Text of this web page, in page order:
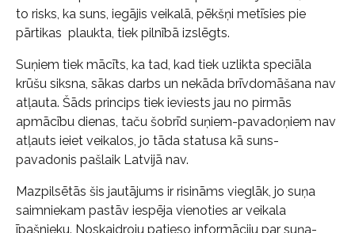
to risks, ka suns, iegājis veikalā, pēkšņi metīsies pie
pārtikas plaukta, tiek pilnībā izslēgts.
Suņiem tiek mācīts, ka tad, kad tiek uzlikta speciāla
krūšu siksna, sākas darbs un nekāda brīvdomāšana nav
atļauta. Šāds princips tiek ieviests jau no pirmās
apmācību dienas, taču šobrīd suņiem-pavadoņiem nav
atļauts ieiet veikalos, jo tāda statusa kā suns-
pavadonis pašlaik Latvijā nav.
Mazpilsētās šis jautājums ir risināms vieglāk, jo suņa
saimniekam pastāv iespēja vienoties ar veikala
īpašnieku. Noskaidroju patieso informāciju par suņa-